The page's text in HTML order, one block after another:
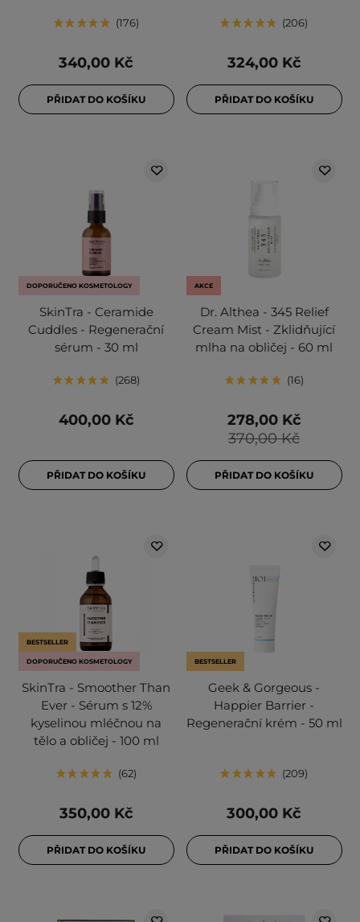
176
340,00 Kč
PŘIDAT DO KOŠÍKU
206
324,00 Kč
PŘIDAT DO KOŠÍKU
DOPORUČENO KOSMETOLOGY
SkinTra - Ceramide
Cuddles - Regenerační
sérum - 30 ml
268
400,00 Kč
PŘIDAT DO KOŠÍKU
AKCE
Dr. Althea - 345 Relief
Cream Mist - Zklidňující
mlha na obličej - 60 ml
16
370,00 Kč
278,00 Kč
PŘIDAT DO KOŠÍKU
BESTSELLER
DOPORUČENO KOSMETOLOGY
SkinTra - Smoother Than
Ever - Sérum s 12%
kyselinou mléčnou na
tělo a obličej - 100 ml
62
350,00 Kč
PŘIDAT DO KOŠÍKU
BESTSELLER
Geek & Gorgeous -
Happier Barrier -
Regenerační krém - 50 ml
209
300,00 Kč
PŘIDAT DO KOŠÍKU